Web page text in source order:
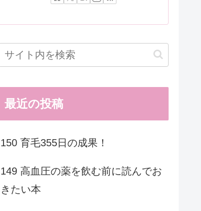
最近の投稿
150 育毛355日の成果！
149 高血圧の薬を飲む前に読んでお
きたい本